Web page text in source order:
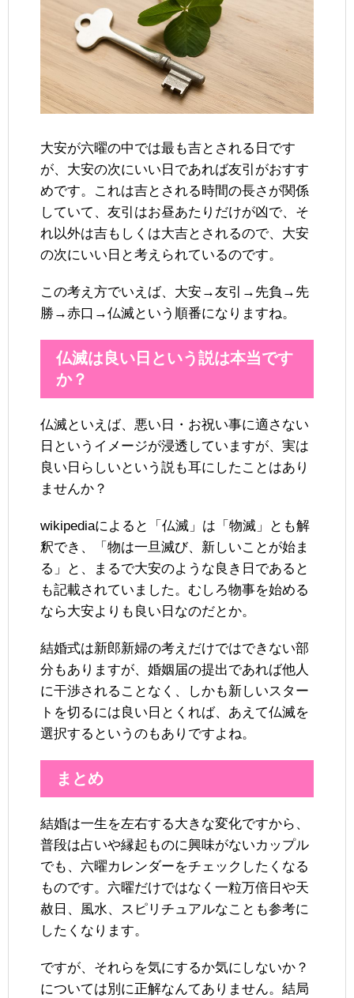
大安が六曜の中では最も吉とされる日です
が、大安の次にいい日であれば友引がおすす
めです。これは吉とされる時間の長さが関係
していて、友引はお昼あたりだけが凶で、そ
れ以外は吉もしくは大吉とされるので、大安
の次にいい日と考えられているのです。
この考え方でいえば、大安→友引→先負→先
勝→赤口→仏滅という順番になりますね。
仏滅は良い日という説は本当です
か？
仏滅といえば、悪い日・お祝い事に適さない
日というイメージが浸透していますが、実は
良い日らしいという説も耳にしたことはあり
ませんか？
wikipediaによると「仏滅」は「物滅」とも解
釈でき、「物は一旦滅び、新しいことが始ま
る」と、まるで大安のような良き日であると
も記載されていました。むしろ物事を始める
なら大安よりも良い日なのだとか。
結婚式は新郎新婦の考えだけではできない部
分もありますが、婚姻届の提出であれば他人
に干渉されることなく、しかも新しいスター
トを切るには良い日とくれば、あえて仏滅を
選択するというのもありですよね。
まとめ
結婚は一生を左右する大きな変化ですから、
普段は占いや縁起ものに興味がないカップル
でも、六曜カレンダーをチェックしたくなる
ものです。六曜だけではなく一粒万倍日や天
赦日、風水、スピリチュアルなことも参考に
したくなります。
ですが、それらを気にするか気にしないか？
については別に正解なんてありません。結局